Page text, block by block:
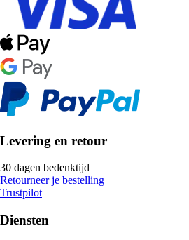
Levering en retour
30 dagen bedenktijd
Retourneer je bestelling
Trustpilot
Diensten